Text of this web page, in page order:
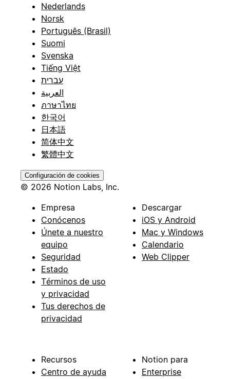
Nederlands
Norsk
Português (Brasil)
Suomi
Svenska
Tiếng Việt
עברית
العربية
ภาษาไทย
한국어
日本語
简体中文
繁體中文
Configuración de cookies
© 2026 Notion Labs, Inc.
Empresa
Conócenos
Únete a nuestro
equipo
Seguridad
Estado
Términos de uso
y privacidad
Tus derechos de
privacidad
Descargar
iOS y Android
Mac y Windows
Calendario
Web Clipper
Recursos
Centro de ayuda
Notion para
Enterprise